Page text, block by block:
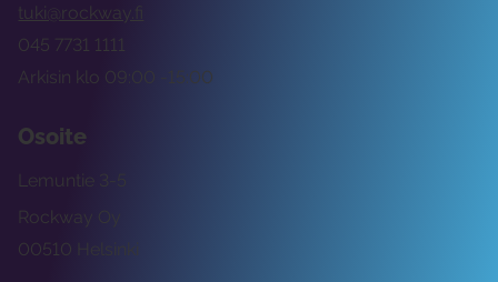
tuki@rockway.fi
Arkisin klo 09:00 -15:00
045 7731 1111
Osoite
Rockway Oy
Lemuntie 3-5
00510 Helsinki